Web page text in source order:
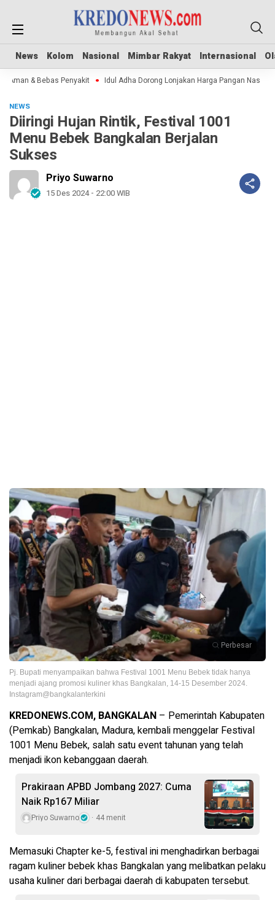
News Kolom Nasional Mimbar Rakyat Internasional
News Kolom Nasional Mimbar Rakyat Internasional
& Bebas Penyakit Idul Adha Dorong Lonjakan Harga Pangan Nasional
NEWS
Diiringi Hujan Rintik, Festival 1001
Menu Bebek Bangkalan Berjalan
Sukses
Priyo Suwarno
15 Des 2024 - 22:00 WIB
Perbesar
Pj. Bupati menyampaikan bahwa Festival 1001 Menu Bebek tidak hanya
menjadi ajang promosi kuliner khas Bangkalan, 14-15 Desember 2024.
Instagram@bangkalanterkini
KREDONEWS.COM, BANGKALAN – Pemerintah Kabupaten
(Pemkab) Bangkalan, Madura, kembali menggelar Festival
1001 Menu Bebek, salah satu event tahunan yang telah
menjadi ikon kebanggaan daerah.
Prakiraan APBD Jombang 2027: Cuma
Naik Rp167 Miliar
Priyo Suwarno 44 menit
Memasuki Chapter ke-5, festival ini menghadirkan berbagai
ragam kuliner bebek khas Bangkalan yang melibatkan pelaku
usaha kuliner dari berbagai daerah di kabupaten tersebut.